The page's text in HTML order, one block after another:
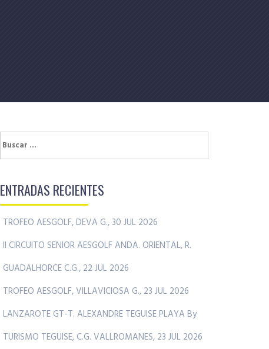
Buscar:
ENTRADAS RECIENTES
TROFEO AESGOLF, DEVA G., 30 JUL 2026
II CIRCUITO SENIOR AESGOLF ANDA. ORIENTAL, R.
GUADALHORCE C.G., 22 JUL 2026
TROFEO AESGOLF, VILLAVICIOSA G., 23 JUL 2026
LANZAROTE GT-T. ALEXANDRE TEGUISE PLAYA By
TURISMO TEGUISE, C.G. VALLROMANES, 23 JUL 2026